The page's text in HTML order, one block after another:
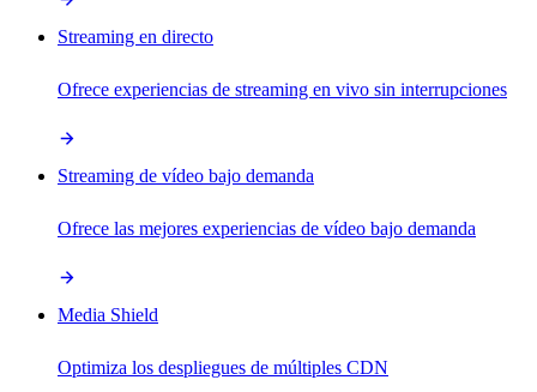
Streaming en directo
Ofrece experiencias de streaming en vivo sin interrupciones
Streaming de vídeo bajo demanda
Ofrece las mejores experiencias de vídeo bajo demanda
Media Shield
Optimiza los despliegues de múltiples CDN